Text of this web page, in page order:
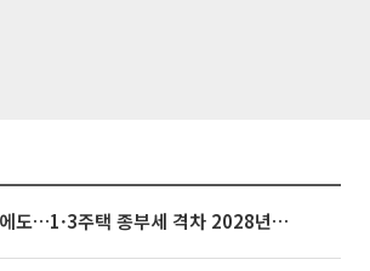
종부세 개편에도…1·3주택 종부세 격차 2028년부터 확대